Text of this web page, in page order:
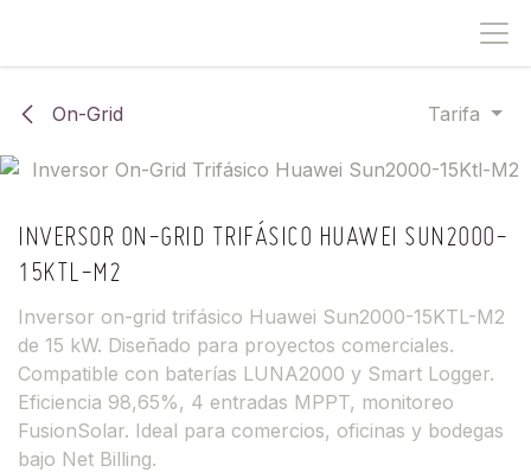
On-Grid Tarifa
INVERSOR ON-GRID TRIFÁSICO HUAWEI SUN2000-
15KTL-M2
Inversor on-grid trifásico Huawei Sun2000-15KTL-M2
de 15 kW. Diseñado para proyectos comerciales.
Compatible con baterías LUNA2000 y Smart Logger.
Eficiencia 98,65%, 4 entradas MPPT, monitoreo
FusionSolar. Ideal para comercios, oficinas y bodegas
bajo Net Billing.